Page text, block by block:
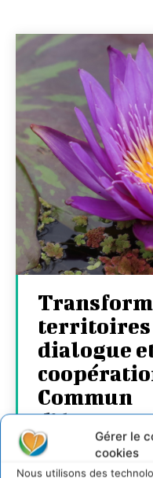
Gérer le
cookies
Nous utilisons des
territoires
dialogue
Commun